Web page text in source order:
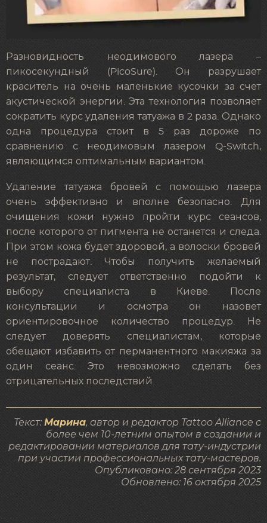
Разновидность неодимового лазера –
пикосекундный (PicoSure). Он разрушает
краситель на очень маленькие кусочки за счет
акустической энергии. Эта технология позволяет
сократить курс удаления татуажа в 2 раза. Однако
одна процедура стоит в 5 раз дороже по
сравнению с неодимовым лазером Q-Switch,
являющимся оптимальным вариантом.
Удаление татуажа бровей с помощью лазера
очень эффективно и вполне безопасно. Для
очищения кожи нужно пройти курс сеансов,
после которого от пигмента не останется и следа.
При этом кожа будет здоровой, а волоски бровей
не пострадают. Чтобы получить желаемый
результат, следует ответственно подойти к
выбору специалиста в Киеве. После
консультации и осмотра он назовет
ориентировочное количество процедур. Не
следует доверять специалистам, которые
обещают избавить от перманентного макияжа за
один сеанс. Это невозможно сделать без
отрицательных последствий.
Текст: Марина, автор и редактор Tattoo Alliance с
более чем 10-летним опытом в создании и
редактировании материалов для тату-индустрии
при участии профессиональных тату-мастеров.
Опубликовано:28 сентября 2023
Обновлено: 16 октября 2025